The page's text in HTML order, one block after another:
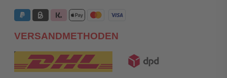
VERSANDMETHODEN